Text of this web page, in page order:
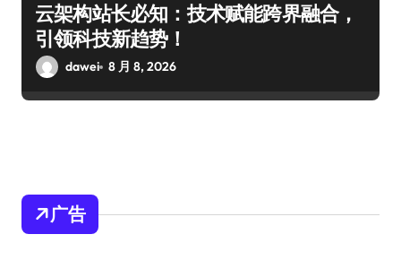
云架构站长必知：技术赋能跨界融合，
引领科技新趋势！
dawei 8 月 8, 2026
广告